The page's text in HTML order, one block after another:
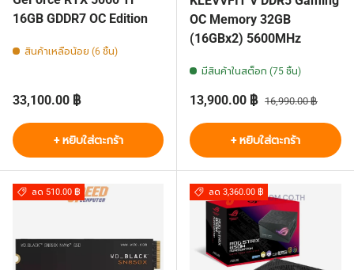
16GB GDDR7 OC Edition
สินค้าเหลือน้อย (6 ชิ้น)
ราคาปกติ
33,100.00 ฿
+ หยิบใส่ตะกร้า
OC Memory 32GB
(16GBx2) 5600MHz
มีสินค้าในสต็อก (75 ชิ้น)
ราคาส่วนลด
13,900.00 ฿ ราคาปกติ
16,990.00 ฿
+ หยิบใส่ตะกร้า
ลด 510.00 ฿ ลด 3,360.00 ฿